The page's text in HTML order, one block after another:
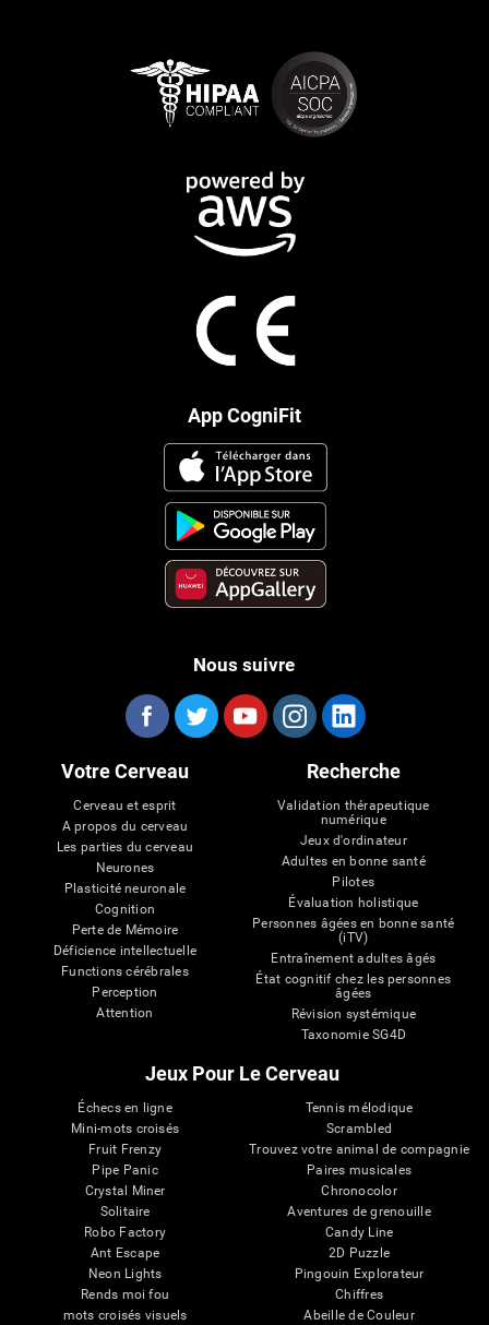
App CogniFit
Nous suivre
Votre Cerveau
Cerveau et esprit
A propos du cerveau
Les parties du cerveau
Neurones
Plasticité neuronale
Cognition
Perte de Mémoire
Déficience intellectuelle
Functions cérébrales
Perception
Attention
Recherche
Validation thérapeutique
numérique
Jeux d'ordinateur
Adultes en bonne santé
Pilotes
Évaluation holistique
Personnes âgées en bonne santé
(iTV)
Entraînement adultes âgés
État cognitif chez les personnes
âgées
Révision systémique
Taxonomie SG4D
Jeux Pour Le Cerveau
Échecs en ligne
Mini-mots croisés
Fruit Frenzy
Pipe Panic
Crystal Miner
Solitaire
Robo Factory
Ant Escape
Neon Lights
Rends moi fou
mots croisés visuels
Tennis mélodique
Scrambled
Trouvez votre animal de compagnie
Paires musicales
Chronocolor
Aventures de grenouille
Candy Line
2D Puzzle
Pingouin Explorateur
Chiffres
Abeille de Couleur